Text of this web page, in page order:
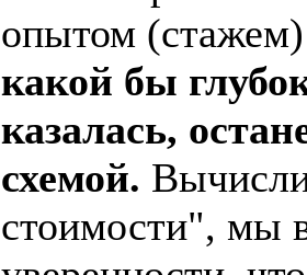
опытом
какой бы
казалась,
схемой.
стоимости", мы